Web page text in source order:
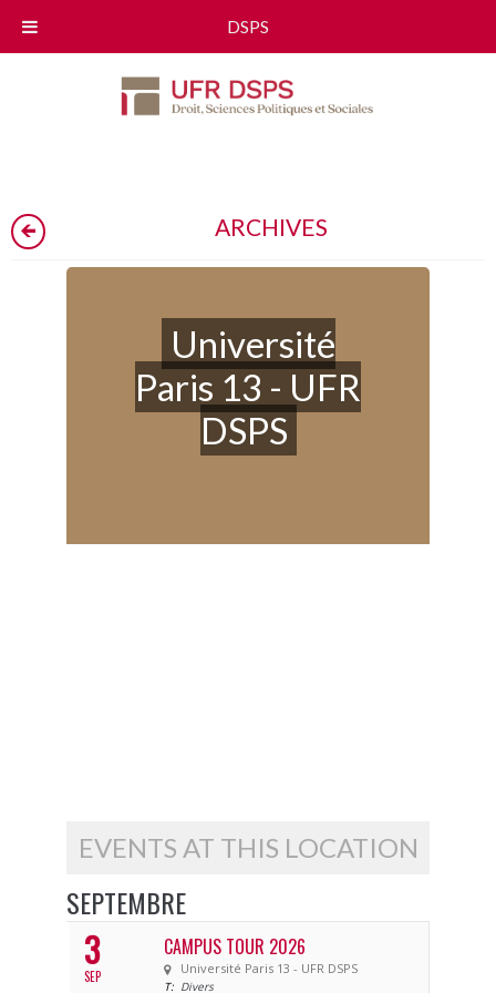
ARCHIVES
Université
Paris 13 - UFR
DSPS
EVENTS AT THIS LOCATION
SEPTEMBRE
3
SEP
CAMPUS TOUR 2026
Université Paris 13 - UFR DSPS
T: Divers
DSPS